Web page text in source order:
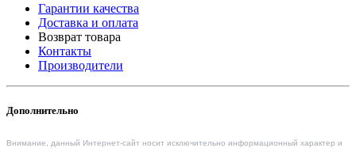
Гарантии качества
Доставка и оплата
Возврат товара
Контакты
Производители
Дополнительно
Внимание, данный Интернет-сайт носит исключительно информационный характер и